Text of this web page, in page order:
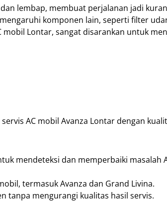
lembap, membuat perjalanan jadi
komponen lain, seperti filter
Lontar, sangat disarankan untuk
AC mobil Avanza Lontar dengan
mendeteksi dan memperbaiki masalah
termasuk Avanza dan Grand Livina.
tanpa mengurangi kualitas hasil servis.